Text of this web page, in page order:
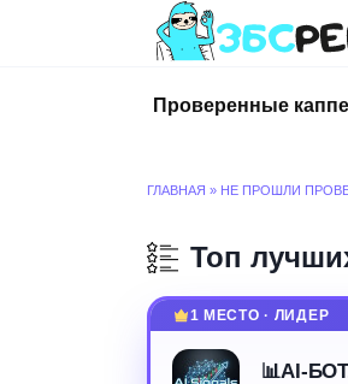
Проверенные
ГЛАВНАЯ » НЕ ПРОШЛИ
Топ
1 МЕСТО · ЛИДЕР
📊AI-